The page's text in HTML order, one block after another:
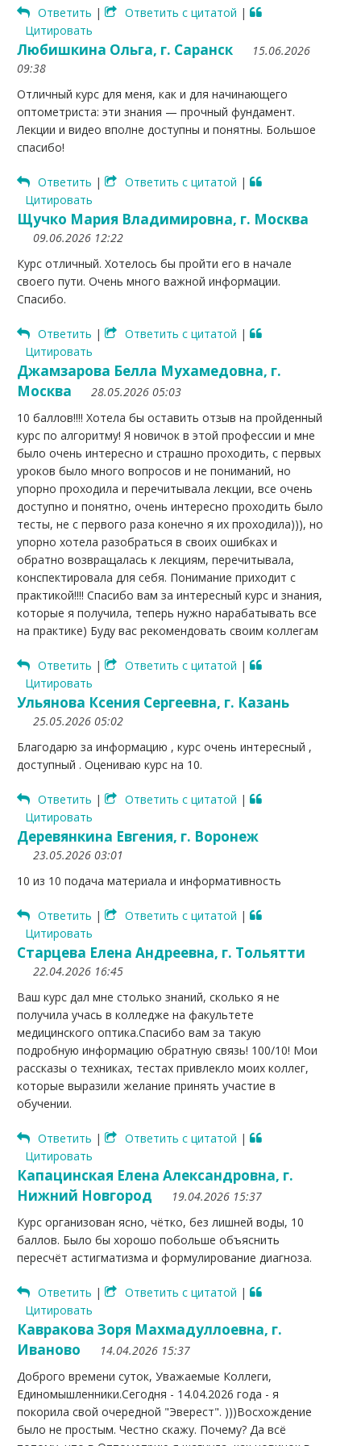
Ответить | Ответить с цитатой |
Цитировать
Любишкина Ольга, г. Саранск
15.06.2026
09:38
Отличный курс для меня, как и для начинающего
оптометриста: эти знания — прочный фундамент.
Лекции и видео вполне доступны и понятны. Большое
спасибо!
Ответить | Ответить с цитатой |
Цитировать
Щучко Мария Владимировна, г. Москва
09.06.2026 12:22
Курс отличный. Хотелось бы пройти его в начале
своего пути. Очень много важной информации.
Спасибо.
Ответить | Ответить с цитатой |
Цитировать
Джамзарова Белла Мухамедовна, г.
Москва
28.05.2026 05:03
10 баллов!!!! Хотела бы оставить отзыв на пройденный
курс по алгоритму! Я новичок в этой профессии и мне
было очень интересно и страшно проходить, с первых
уроков было много вопросов и не пониманий, но
упорно проходила и перечитывала лекции, все очень
доступно и понятно, очень интересно проходить было
тесты, не с первого раза конечно я их проходила))), но
упорно хотела разобраться в своих ошибках и
обратно возвращалась к лекциям, перечитывала,
конспектировала для себя. Понимание приходит с
практикой!!!! Спасибо вам за интересный курс и знания,
которые я получила, теперь нужно нарабатывать все
на практике) Буду вас рекомендовать своим коллегам
Ответить | Ответить с цитатой |
Цитировать
Ульянова Ксения Сергеевна, г. Казань
25.05.2026 05:02
Благодарю за информацию , курс очень интересный ,
доступный . Оцениваю курс на 10.
Ответить | Ответить с цитатой |
Цитировать
Деревянкина Евгения, г. Воронеж
23.05.2026 03:01
10 из 10 подача материала и информативность
Ответить | Ответить с цитатой |
Цитировать
Старцева Елена Андреевна, г. Тольятти
22.04.2026 16:45
Ваш курс дал мне столько знаний, сколько я не
получила учась в колледже на факультете
медицинского оптика.Спасибо вам за такую
подробную информацию обратную связь! 100/10! Мои
рассказы о техниках, тестах привлекло моих коллег,
которые выразили желание принять участие в
обучении.
Ответить | Ответить с цитатой |
Цитировать
Капацинская Елена Александровна, г.
Нижний Новгород
19.04.2026 15:37
Курс организован ясно, чётко, без лишней воды, 10
баллов. Было бы хорошо побольше объяснить
пересчёт астигматизма и формулирование диагноза.
Ответить | Ответить с цитатой |
Цитировать
Кавракова Зоря Махмадуллоевна, г.
Иваново
14.04.2026 15:37
Доброго времени суток, Уважаемые Коллеги,
Единомышленники.Сегодня - 14.04.2026 года - я
покорила свой очередной "Эверест". )))Восхождение
было не простым. Честно скажу. Почему? Да всё